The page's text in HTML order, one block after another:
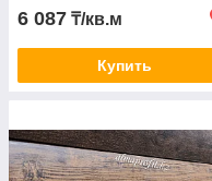
Сайдинг - вагонка 120
6 087 ₸/кв.м
Купить